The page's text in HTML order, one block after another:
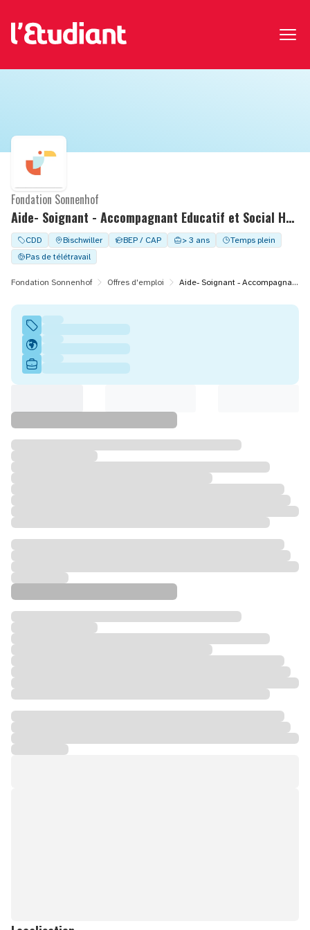
Aide- Soignant - Accompagnant Educatif et Social H/F -CDD 1 mois à temps complet - FAM M. DURAND
Fondation Sonnenhof
CDD Bischwiller BEP / CAP > 3 ans
Temps plein
Pas de télétravail
Fondation Sonnenhof Offres d'emploi Aide- Soignant - Accompagnant Educatif et Social H/F -CDD 1 mois à temps complet - FAM M. DURAND